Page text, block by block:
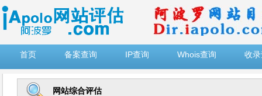
首页
备案查询 IP查询 Whois查询 收
网站综合评估